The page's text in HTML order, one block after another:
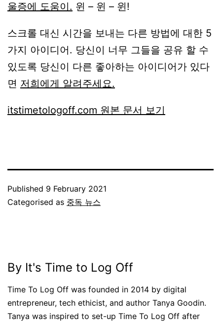
울증에 도움이. 윈 – 윈 – 윈!
스크롤 대신 시간을 보내는 다른 방법에 대한 5
가지 아이디어. 당신이 너무 그들을 공유 할 수
있도록 당신이 다른 좋아하는 아이디어가 있다
면 저희에게 알려주세요.
itstimetologoff.com 원본 문서 보기
Published 9 February 2021
Categorised as 중독 뉴스
By It's Time to Log Off
Time To Log Off was founded in 2014 by digital
entrepreneur, tech ethicist, and author Tanya Goodin.
Tanya was inspired to set-up Time To Log Off after